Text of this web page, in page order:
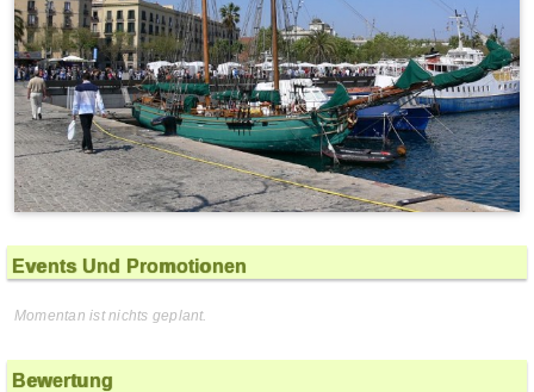
Events Und Promotionen
Momentan ist nichts geplant.
Bewertung